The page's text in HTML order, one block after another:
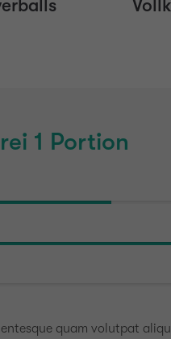
1 Portion
quam volutpat